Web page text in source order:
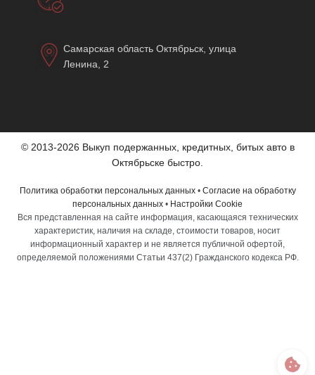
Самарская область Октябрьск, улица
Ленина, 2
© 2013-2026 Выкуп подержанных, кредитных, битых авто в
Октябрьске быстро.
Политика обработки персональных данных• Согласие на обработку
персональных данных • Настройки Cookie
Вся представленная на сайте информация, касающаяся технических
характеристик, наличия на складе, стоимости товаров, носит
информационный характер и не является публичной офертой,
определяемой положениями Статьи 437(2) Гражданского кодекса РФ.